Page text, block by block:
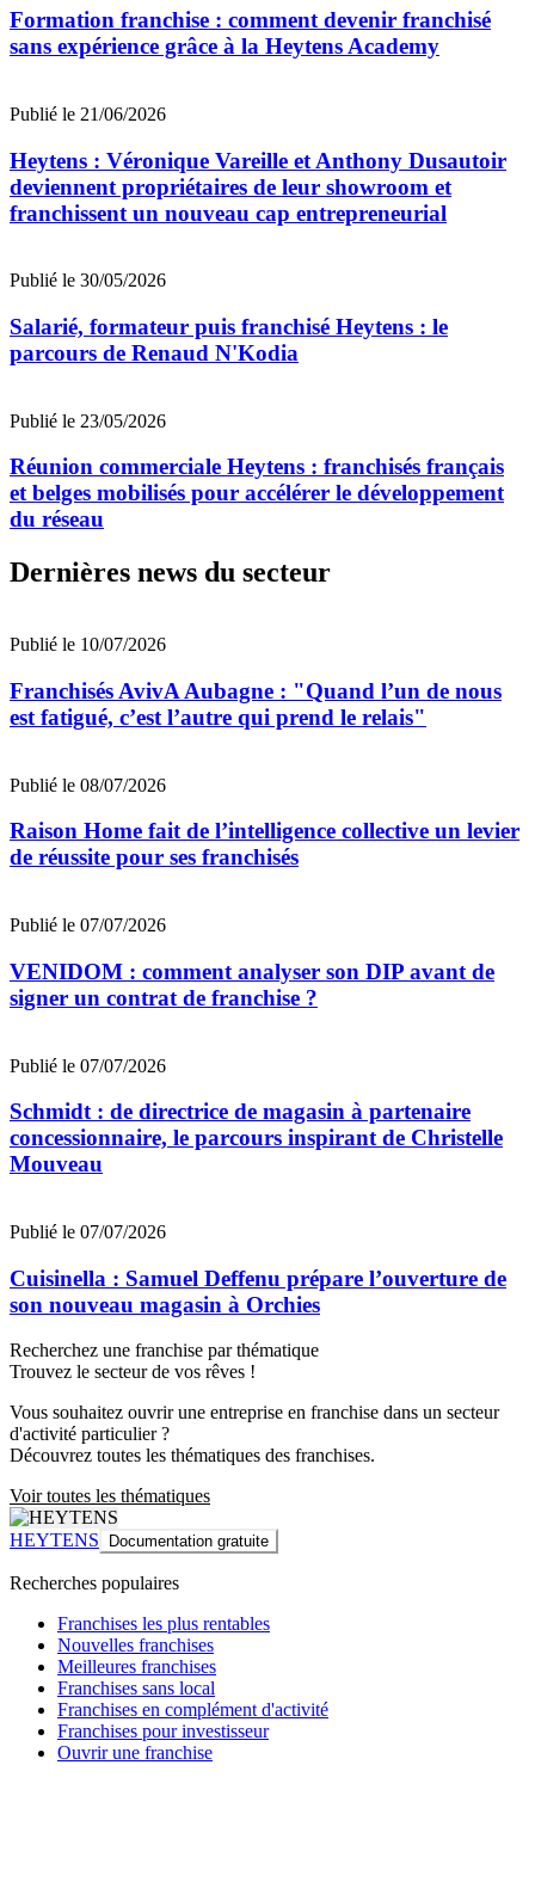
Formation franchise : comment devenir franchisé
sans expérience grâce à la Heytens Academy
Publié le 21/06/2026
Heytens : Véronique Vareille et Anthony Dusautoir
deviennent propriétaires de leur showroom et
franchissent un nouveau cap entrepreneurial
Publié le 30/05/2026
Salarié, formateur puis franchisé Heytens : le
parcours de Renaud N'Kodia
Publié le 23/05/2026
Réunion commerciale Heytens : franchisés français
et belges mobilisés pour accélérer le développement
du réseau
Dernières news du secteur
Publié le 10/07/2026
Franchisés AvivA Aubagne : "Quand l’un de nous
est fatigué, c’est l’autre qui prend le relais"
Publié le 08/07/2026
Raison Home fait de l’intelligence collective un levier
de réussite pour ses franchisés
Publié le 07/07/2026
VENIDOM : comment analyser son DIP avant de
signer un contrat de franchise ?
Publié le 07/07/2026
Schmidt : de directrice de magasin à partenaire
concessionnaire, le parcours inspirant de Christelle
Mouveau
Publié le 07/07/2026
Cuisinella : Samuel Deffenu prépare l’ouverture de
son nouveau magasin à Orchies
Recherchez une franchise par thématique
Trouvez le secteur de vos rêves !
Vous souhaitez ouvrir une entreprise en franchise dans un secteur
d'activité particulier ?
Découvrez toutes les thématiques des franchises.
Voir toutes les thématiques
HEYTENS Documentation gratuite
Recherches populaires
Franchises les plus rentables
Nouvelles franchises
Meilleures franchises
Franchises sans local
Franchises en complément d'activité
Franchises pour investisseur
Ouvrir une franchise